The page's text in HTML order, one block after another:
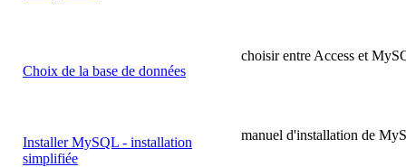
Choix de la base de données
choisir entre Access et
Installer MySQL - installation
simplifiée
manuel d'installation de